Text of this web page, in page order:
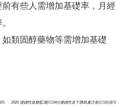
有些人需增加基礎率，月經
類固醇藥物等需增加基礎
）． 2020 連續性血糖監測(CGM)/連續性皮下胰島素注射(CSII)指引 ．